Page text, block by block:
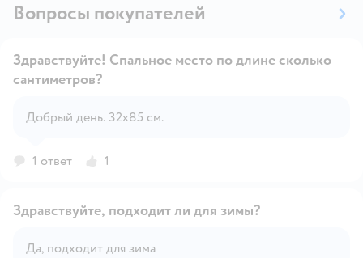
Вопросы покупателей
Здравствуйте! Спальное место по длине сколько
сантиметров?
Добрый день. 32х85 см.
1 ответ 1
Здравствуйте, подходит ли для зимы?
Да, подходит для зима